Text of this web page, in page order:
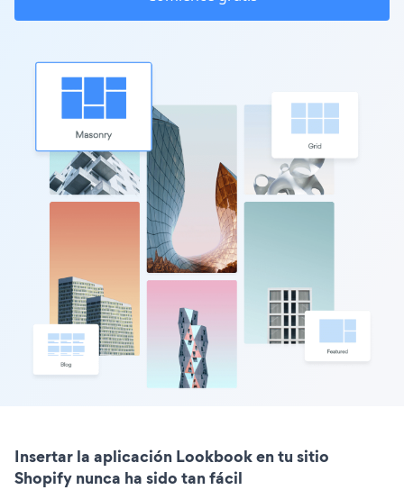
Insertar la aplicación Lookbook en tu sitio
Shopify nunca ha sido tan fácil